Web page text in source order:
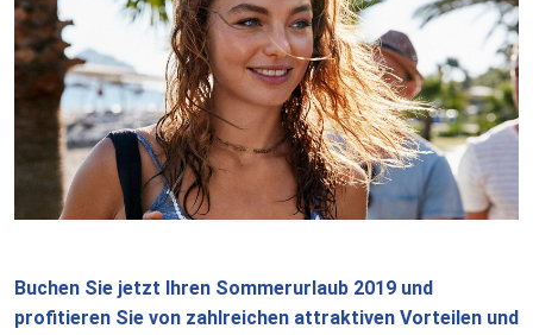
Buchen Sie jetzt Ihren Sommerurlaub 2019 und
profitieren Sie von zahlreichen attraktiven Vorteilen und